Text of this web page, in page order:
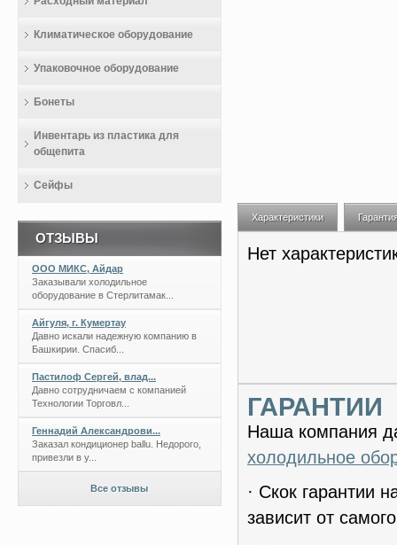
Характеристики
Нет
ГАРАНТИИ
Наша компания
холодильное
· Скок гарантии
зависит от
Климатическое оборудование
Упаковочное оборудование
Бонеты
Инвентарь из пластика для
общепита
Сейфы
ОТЗЫВЫ
ООО МИКС, Айдар
Заказывали холодильное
оборудование в Стерлитамак...
Айгуля, г. Кумертау
Давно искали надежную компанию в
Башкирии. Спасиб...
Пастилоф Сергей, влад...
Давно сотрудничаем с компанией
Технологии Торговл...
Геннадий Александрови...
Заказал кондиционер ballu. Недорого,
привезли в у...
Все отзывы